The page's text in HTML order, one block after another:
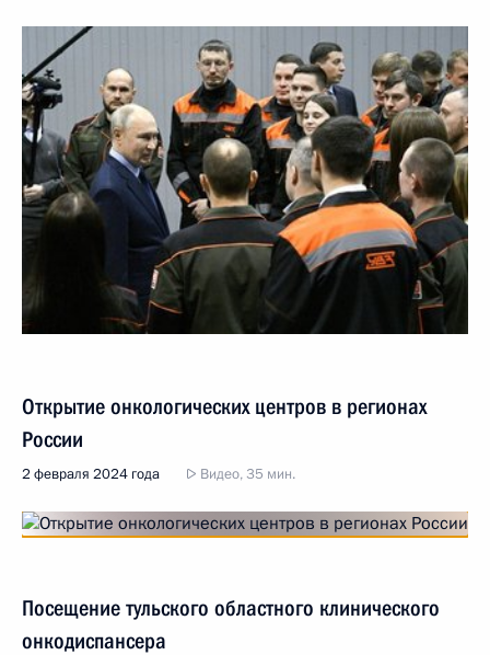
Открытие онкологических центров в регионах
России
2 февраля 2024 года Видео, 35 мин.
Посещение тульского областного клинического
онкодиспансера